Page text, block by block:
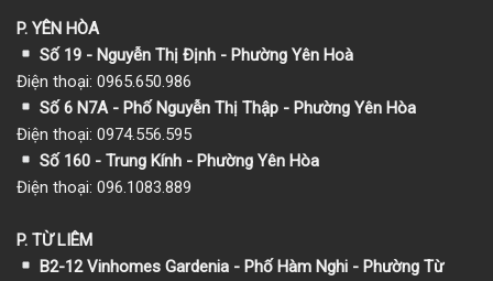
P. YÊN HÒA
Số 19 - Nguyễn Thị Định - Phường Yên Hoà
Điện thoại: 0965.650.986
Số 6 N7A - Phố Nguyễn Thị Thập - Phường Yên Hòa
Điện thoại: 0974.556.595
Số 160 - Trung Kính - Phường Yên Hòa
Điện thoại: 096.1083.889
P. TỪ LIÊM
B2-12 Vinhomes Gardenia - Phố Hàm Nghi - Phường Từ